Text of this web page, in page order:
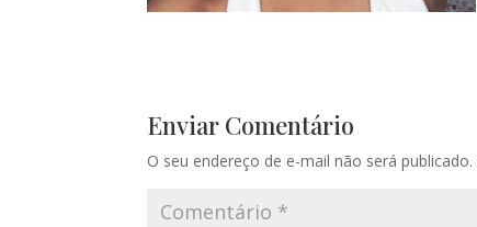
Enviar Comentário
O seu endereço de e-mail não será publicado.